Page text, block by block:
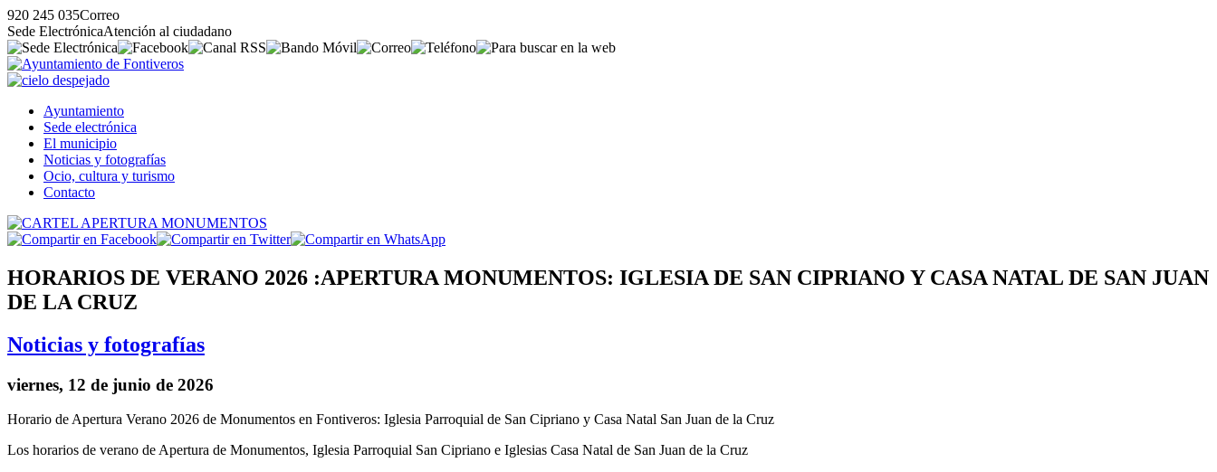
920 245 035Correo
Sede ElectrónicaAtención al ciudadano
Ayuntamiento
Sede electrónica
El municipio
Noticias y fotografías
Ocio, cultura y turismo
Contacto
HORARIOS DE VERANO 2026 :APERTURA MONUMENTOS: IGLESIA DE SAN CIPRIANO Y CASA NATAL DE SAN JUAN
DE LA CRUZ
Noticias y fotografías
viernes, 12 de junio de 2026
Horario de Apertura Verano 2026 de Monumentos en Fontiveros: Iglesia Parroquial de San Cipriano y Casa Natal San Juan de la Cruz
Los horarios de verano de Apertura de Monumentos, Iglesia Parroquial San Cipriano e Iglesias Casa Natal de San Juan de la Cruz